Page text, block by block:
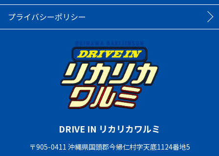
プライバシーポリシー
DRIVE IN リカリカワルミ
〒905-0411 沖縄県国頭郡今帰仁村字天底1124番地5